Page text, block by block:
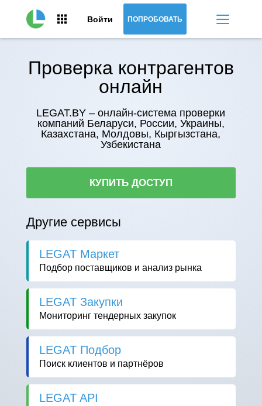
Войти ПОПРОБОВАТЬ
Проверка контрагентов
онлайн
LEGAT.BY – онлайн-система проверки
компаний Беларуси, России, Украины,
Казахстана, Молдовы, Кыргызстана,
Узбекистана
КУПИТЬ ДОСТУП
Другие сервисы
LEGAT Маркет
Подбор поставщиков и анализ рынка
LEGAT Закупки
Мониторинг тендерных закупок
LEGAT Подбор
Поиск клиентов и партнёров
LEGAT API